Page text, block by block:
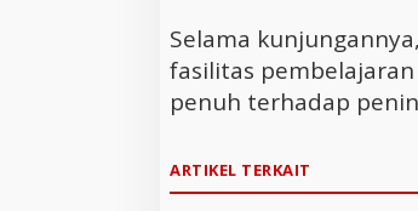
Selama
fasilitas
penuh terhadap
ARTIKEL TERKAIT